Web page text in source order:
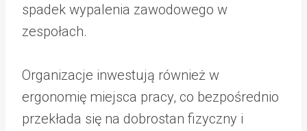
spadek wypalenia zawodowego w
zespołach.
Organizacje inwestują również w
ergonomię miejsca pracy, co bezpośrednio
przekłada się na dobrostan fizyczny i